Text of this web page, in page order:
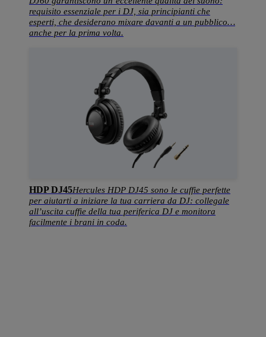
requisito essenziale per i DJ, sia principianti che
esperti, che desiderano mixare davanti a un pubblico…
anche per la prima volta.
HDP DJ45Hercules HDP DJ45 sono le cuffie perfette
per aiutarti a iniziare la tua carriera da DJ: collegale
all’uscita cuffie della tua periferica DJ e monitora
facilmente i brani in coda.